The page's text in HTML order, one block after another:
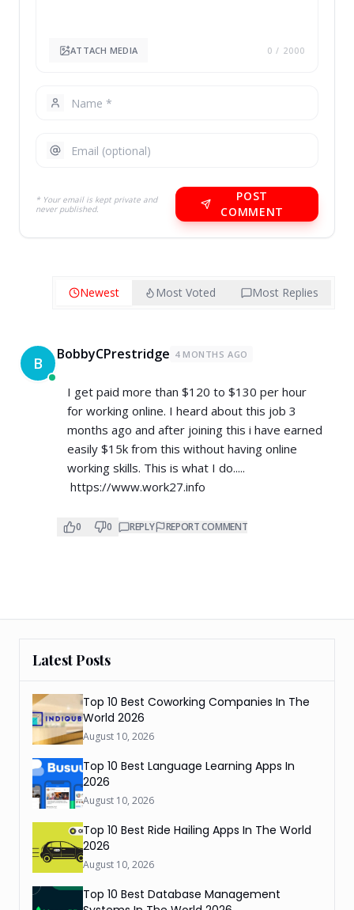
ATTACH MEDIA 0 / 2000
* Your email is kept private and
never published.
POST
COMMENT
Newest Most Voted Most Replies
B BobbyCPrestridge 4 MONTHS AGO
I get paid more than $120 to $130 per hour
for working online. I heard about this job 3
months ago and after joining this i have earned
easily $15k from this without having online
working skills. This is what I do.....
https://www.work27.info
0 0 REPLY REPORT COMMENT
Latest Posts
Top 10 Best Coworking Companies In The
World 2026
August 10, 2026
Top 10 Best Language Learning Apps In
2026
August 10, 2026
Top 10 Best Ride Hailing Apps In The World
2026
August 10, 2026
Top 10 Best Database Management